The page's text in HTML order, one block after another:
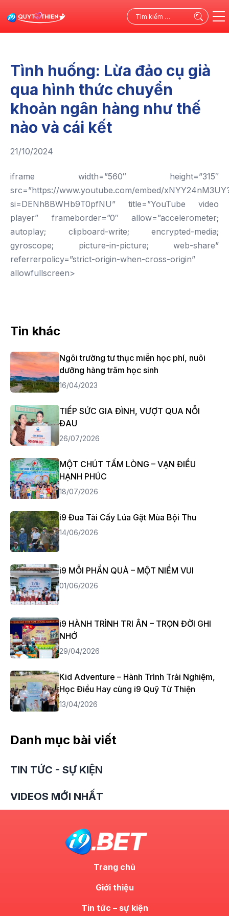
kiếm
Tình huống: Lừa đảo cụ già
qua hình thức chuyển
khoản ngân hàng như thế
nào và cái kết
21/10/2024
iframe width=”560″ height=”315″
src=”https://www.youtube.com/embed/
si=DENh8BWHb9T0pfNU” title=”YouTube video
player” frameborder=”0″ allow=”accelerometer;
autoplay; clipboard-write; encrypted-media;
gyroscope; picture-in-picture; web-share”
referrerpolicy=”strict-origin-when-cross-origin”
allowfullscreen>
Tin khác
Ngôi trường tư thục miễn học phí, nuôi
dưỡng hàng trăm học sinh
16/04/2023
TIẾP SỨC GIA ĐÌNH, VƯỢT QUA NỖI
ĐAU
26/07/2026
MỘT CHÚT TẤM LÒNG – VẠN ĐIỀU
HẠNH PHÚC
18/07/2026
i9 Đua Tài Cấy Lúa Gặt Mùa Bội Thu
14/06/2026
i9 MỖI PHẦN QUÀ – MỘT NIỀM VUI
01/06/2026
i9 HÀNH TRÌNH TRI ÂN – TRỌN ĐỜI GHI
NHỚ
29/04/2026
Kid Adventure – Hành Trình Trải Nghiệm,
Học Điều Hay cùng i9 Quỹ Từ Thiện
13/04/2026
Danh mục bài viết
TIN TỨC - SỰ KIỆN
VIDEOS MỚI NHẤT
Trang chủ
Giới thiệu
Tin tức – sự kiện